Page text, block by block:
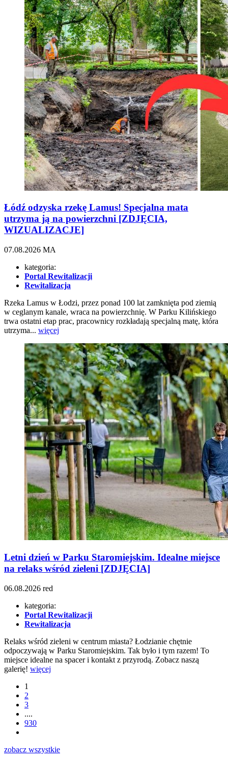
Łódź odzyska rzekę Lamus! Specjalna mata
utrzyma ją na powierzchni [ZDJĘCIA,
WIZUALIZACJE]
07.08.2026 MA
kategoria:
Portal Rewitalizacji
Rewitalizacja
Rzeka Lamus w Łodzi, przez ponad 100 lat zamknięta pod ziemią
w ceglanym kanale, wraca na powierzchnię. W Parku Kilińskiego
trwa ostatni etap prac, pracownicy rozkładają specjalną matę, która
utrzyma... więcej
Letni dzień w Parku Staromiejskim. Idealne miejsce
na relaks wśród zieleni [ZDJĘCIA]
06.08.2026 red
kategoria:
Portal Rewitalizacji
Rewitalizacja
Relaks wśród zieleni w centrum miasta? Łodzianie chętnie
odpoczywają w Parku Staromiejskim. Tak było i tym razem! To
miejsce idealne na spacer i kontakt z przyrodą. Zobacz naszą
galerię! więcej
1
2
3
....
930
zobacz wszystkie